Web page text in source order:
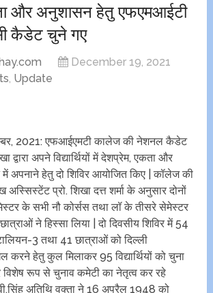
और अनुशासन हेतु एफएमआईटी
कैडेट चुने गए
December 19, 2021
, Update
2021: एफआईएमटी कालेज की नेशनल कैडेट
द्वारा अपने विद्यार्थियों में देशप्रेम, एकता और
अपनाने हेतु दो शिविर आयोजित किए | कॉलेज की
अस्सिस्टेंट प्रो. शिखा दत्त शर्मा के अनुसार दोनों
के सभी नौ कोर्सस तथा लॉ के तीसरे सेमेस्टर
ने हिस्सा लिया | दो दिवसीय शिविर में 54
3 तथा 41 छात्राओं को दिल्ली
करने हेतु कुल मिलाकर 95 विद्यार्थियों को चुना
रूप से चुनाव कमेटी का नेतृत्व कर रहे
अतिथि वक्ता ने 16 अप्रैल 1948 को